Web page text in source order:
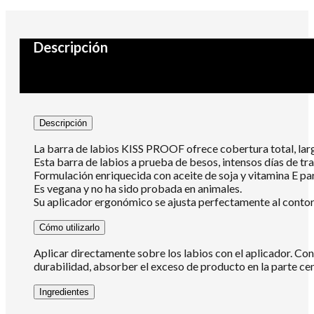
Descripción
Descripción
La barra de labios KISS PROOF ofrece cobertura total,
Esta barra de labios a prueba de besos, intensos días de
Formulación enriquecida con aceite de soja y vitamina E
Es vegana y no ha sido probada en animales.
Su aplicador ergonómico se ajusta perfectamente al
Cómo utilizarlo
Aplicar directamente sobre los labios con el aplicador.
durabilidad, absorber el exceso de producto en la parte
Ingredientes